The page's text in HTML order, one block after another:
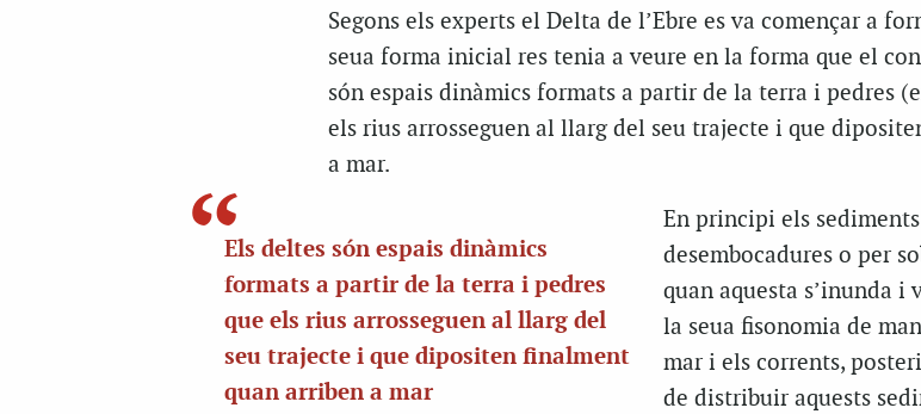
Segons els experts el Delta de l’Ebre es va començar a
seua forma inicial res tenia a veure en la forma que el
són espais dinàmics formats a partir de la terra i pedres
els rius arrosseguen al llarg del seu trajecte i que
a mar.
Els deltes són espais dinàmics
formats a partir de la terra i pedres
que els rius arrosseguen al llarg del
seu trajecte i que dipositen finalment
quan arriben a mar
En principi els
desembocadures o per
quan aquesta s’inunda
la seua fisonomia de
mar i els corrents,
de distribuir aquests